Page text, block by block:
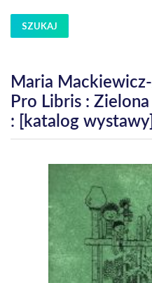
SZUKAJ
Maria
Pro Libris :
: [katalog wystawy]